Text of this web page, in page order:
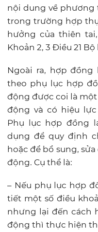
nội dung về phương
trong trường hợp
hưởng của thiên
Khoản 2, 3 Điều 21
Ngoài ra, hợp
theo phụ lục hợp
động được coi là
động và có hiệu
Phụ lục hợp đồng
dụng để quy định
hoặc để bổ sung,
động. Cụ thể là:
– Nếu phụ lục hợp
tiết một số điều
nhưng lại đến cách
động thì thực hiện